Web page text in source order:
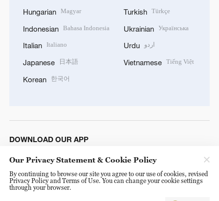
Hungarian Magyar
Indonesian Bahasa Indonesia
Italian Italiano
Japanese 日本語
Korean 한국어
Turkish Türkçe
Ukrainian Українська
Urdu اردو
Vietnamese Tiếng Việt
DOWNLOAD OUR APP
Our Privacy Statement & Cookie Policy
By continuing to browse our site you agree to our use of cookies, revised
Privacy Policy and Terms of Use. You can change your cookie settings
through your browser.